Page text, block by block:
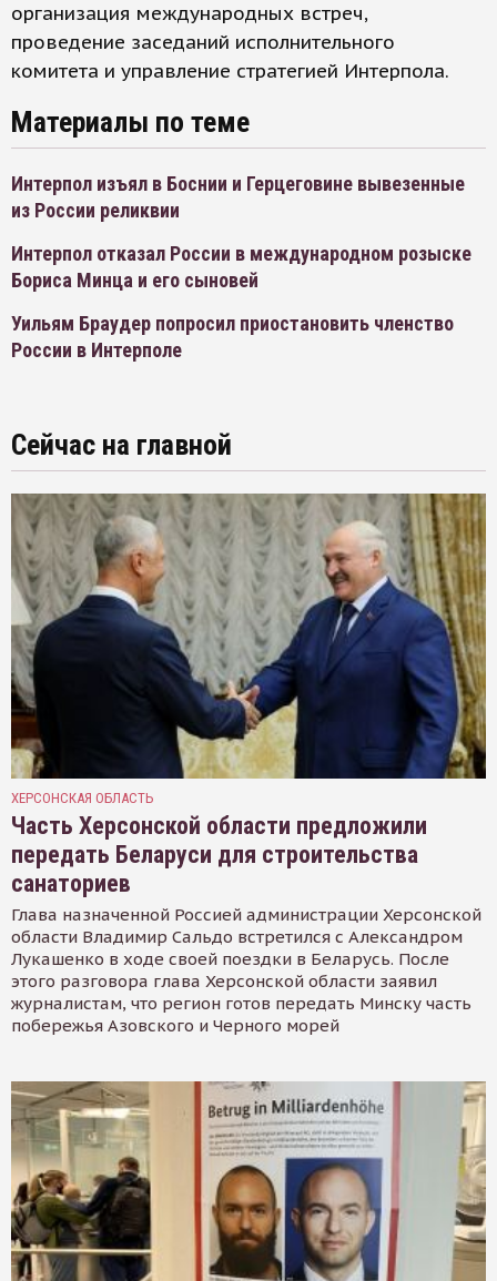
организация международных встреч,
проведение заседаний исполнительного
комитета и управление стратегией Интерпола.
Материалы по теме
Интерпол изъял в Боснии и Герцеговине вывезенные
из России реликвии
Интерпол отказал России в международном розыске
Бориса Минца и его сыновей
Уильям Браудер попросил приостановить членство
России в Интерполе
Сейчас на главной
ХЕРСОНСКАЯ ОБЛАСТЬ
Часть Херсонской области предложили
передать Беларуси для строительства
санаториев
Глава назначенной Россией администрации Херсонской
области Владимир Сальдо встретился с Александром
Лукашенко в ходе своей поездки в Беларусь. После
этого разговора глава Херсонской области заявил
журналистам, что регион готов передать Минску часть
побережья Азовского и Черного морей